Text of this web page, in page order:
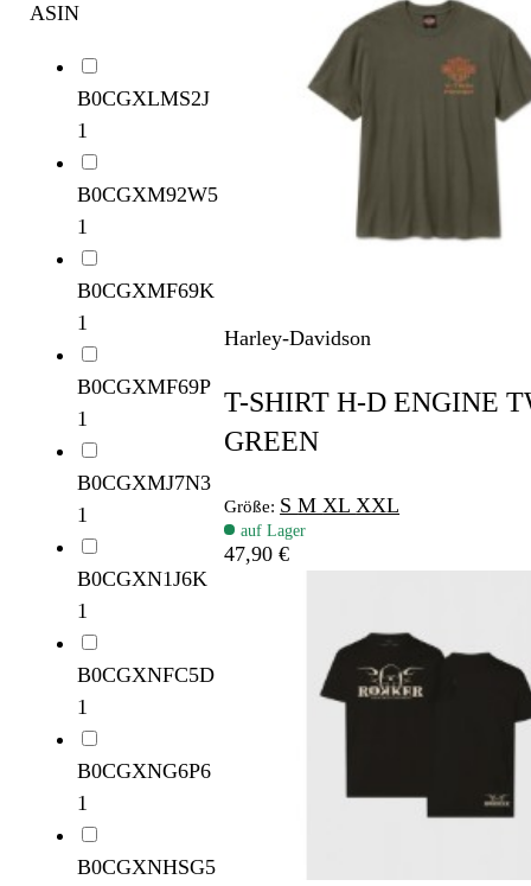
ASIN
B0CGXLMS2J
1
B0CGXM92W5
1
B0CGXMF69K
1
B0CGXMF69P
1
B0CGXMJ7N3
1
B0CGXN1J6K
1
B0CGXNFC5D
1
B0CGXNG6P6
1
B0CGXNHSG5
Harley-Davidson
T-SHIRT H-D ENGINE
GREEN
Größe: SM XL XXL
auf Lager
47,90 €